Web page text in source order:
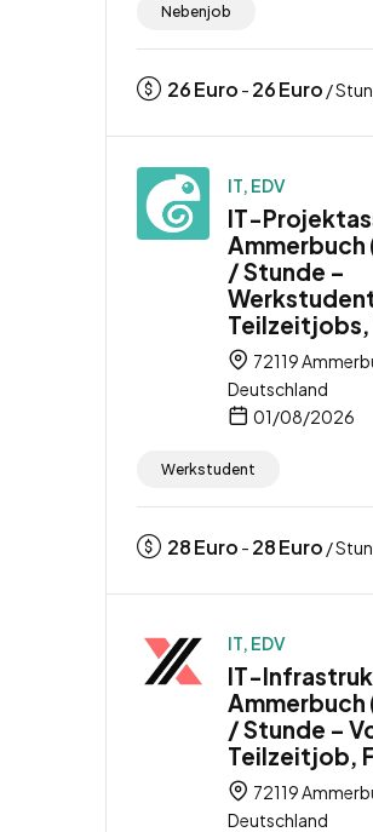
Nebenjob
26Euro - 26Euro /
IT, EDV
IT-
/ Stunde –
72119
Deutschland
01/08/2026
Werkstudent
28Euro - 28Euro /
IT, EDV
IT-
/ Stunde –
Teilzeitjob,
72119
Deutschland